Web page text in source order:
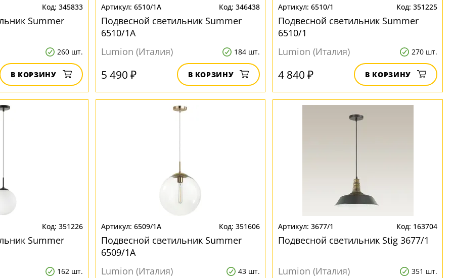
345833
Summer
260 шт.
В КОРЗИНУ
6510/1A 346438
Подвесной светильник Summer
6510/1A
Lumion (Италия)
184 шт.
5 490 ₽ В КОРЗИНУ
6510/1 351225
Подвесной светильник Summer
6510/1
Lumion (Италия)
270 шт.
4 840 ₽ В КОРЗИНУ
351226
Summer
162 шт.
6509/1A 351606
Подвесной светильник Summer
6509/1A
Lumion (Италия)
43 шт.
3677/1 163704
Подвесной светильник Stig 3677/1
Lumion (Италия) 351 шт.